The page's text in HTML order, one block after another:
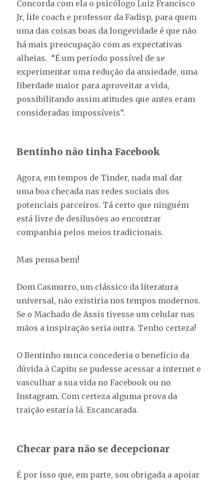
Concorda com ela o psicólogo Luiz Francisco
Jr, life coach e professor da Fadisp, para quem
uma das coisas boas da longevidade é que não
há mais preocupação com as expectativas
alheias. “É um período possível de se
experimentar uma redução da ansiedade, uma
liberdade maior para aproveitar a vida,
possibilitando assim atitudes que antes eram
consideradas impossíveis”.
Bentinho não tinha Facebook
Agora, em tempos de Tinder, nada mal dar
uma boa checada nas redes sociais dos
potenciais parceiros. Tá certo que ninguém
está livre de desilusões ao encontrar
companhia pelos meios tradicionais.
Mas pensa bem!
Dom Casmurro, um clássico da literatura
universal, não existiria nos tempos modernos.
Se o Machado de Assis tivesse um celular nas
mãos a inspiração seria outra. Tenho certeza!
O Bentinho nunca concederia o benefício da
dúvida à Capitu se pudesse acessar a internet e
vasculhar a sua vida no Facebook ou no
Instagram. Com certeza alguma prova da
traição estaria lá. Escancarada.
Checar para não se decepcionar
É por isso que, em parte, sou obrigada a apoiar